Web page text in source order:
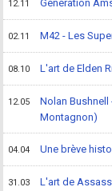
12.11 Génération
02.11 M42 - Les
08.10 L'art de Elden
12.05
Nolan
Montagnon)
04.04 Une brève
31.03 L'art de